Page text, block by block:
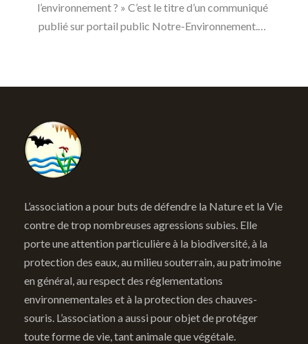
l’environnement ? » C’est le titre d’un communiqué
publié sur portail public Notre-Environnement.…
L’association a pour buts de défendre la Nature et la Vie
contre de trop nombreuses agressions subies. Elle
porte une attention particulière à la biodiversité, à la
protection des eaux, au milieu souterrain, au patrimoine
en général, au respect des réglementations
environnementales et à la protection des chauves-
souris. L’association a aussi pour objet de protéger
toute forme de vie, tant animale que végétale.